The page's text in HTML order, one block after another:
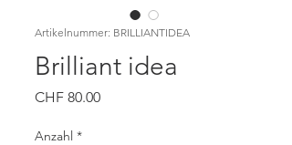
Artikelnummer: BRILLIANTIDEA
Brilliant idea
CHF 80.00Preis
Anzahl *